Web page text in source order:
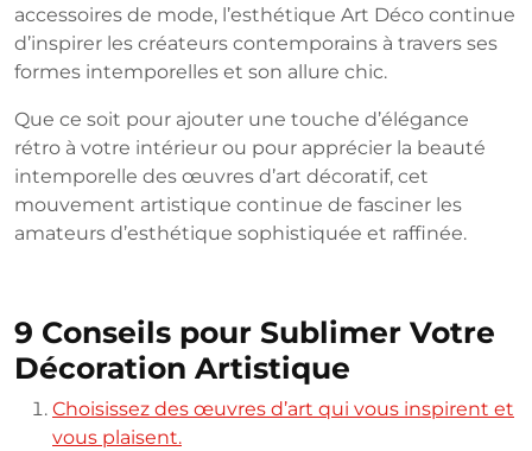
accessoires de mode, l’esthétique Art Déco continue
d’inspirer les créateurs contemporains à travers ses
formes intemporelles et son allure chic.
Que ce soit pour ajouter une touche d’élégance
rétro à votre intérieur ou pour apprécier la beauté
intemporelle des œuvres d’art décoratif, cet
mouvement artistique continue de fasciner les
amateurs d’esthétique sophistiquée et raffinée.
9 Conseils pour Sublimer Votre
Décoration Artistique
Choisissez des œuvres d’art qui vous inspirent et
vous plaisent.